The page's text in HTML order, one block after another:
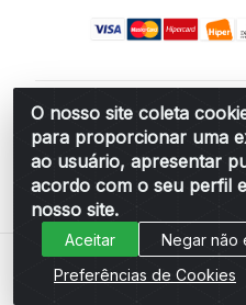
O nosso site coleta
para proporcionar uma
ao usuário, apresentar
acordo com o seu perfil
nosso site.
Aceitar
Negar não
Preferências de Cookies
Belchior Cortinas e
Vereador Sérgio
Bárbara d'Oeste/SP -